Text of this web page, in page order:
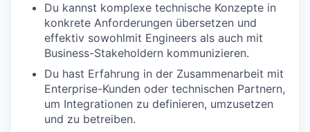
Du kannst komplexe technische Konzepte in
konkrete Anforderungen übersetzen und
effektiv sowohlmit Engineers als auch mit
Business-Stakeholdern kommunizieren.
Du hast Erfahrung in der Zusammenarbeit mit
Enterprise-Kunden oder technischen Partnern,
um Integrationen zu definieren, umzusetzen
und zu betreiben.